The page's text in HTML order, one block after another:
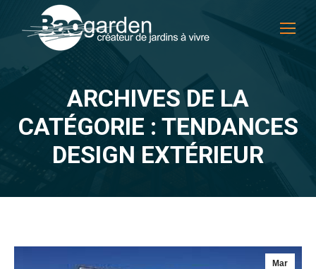
ARCHIVES DE LA
CATÉGORIE : TENDANCES
DESIGN EXTÉRIEUR
Vous êtes ici :
Mar